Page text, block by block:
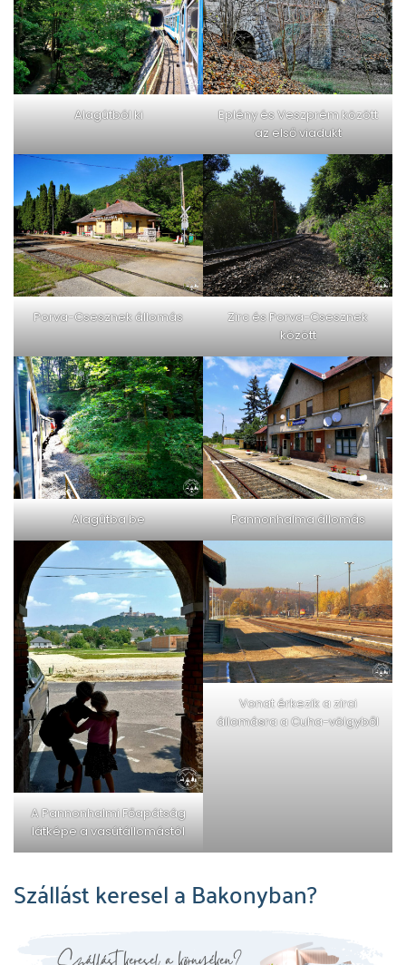
Alagútból ki
Eplény és Veszprém között
az első viadukt
Porva-Csesznek állomás
Zirc és Porva-Csesznek
között
Alagútba be Pannonhalma állomás
A Pannonhalmi Főapátság
látképe a vasútállomástól
Vonat érkezik a zirci
állomásra a Cuha-völgyből
Szállást keresel a Bakonyban?